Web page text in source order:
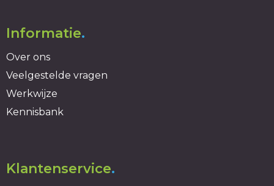
Informatie.
Over ons
Veelgestelde vragen
Werkwijze
Kennisbank
Klantenservice.